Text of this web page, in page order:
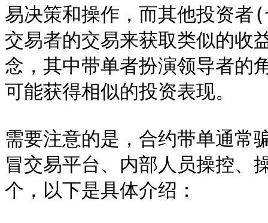
易决策和操作，而其他投资
交易者的交易来获取类似的收
念，其中带单者扮演领导者的
可能获得相似的投资表现。
需要注意的是，合约带单通常
冒交易平台、内部人员操控、
个，以下是具体介绍：